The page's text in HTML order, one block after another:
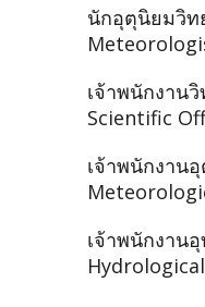
นักอุตุนิยมวิท
เจ้าพนักงาน
Scientific
เจ้าพนักงาน
เจ้าพนักงาน